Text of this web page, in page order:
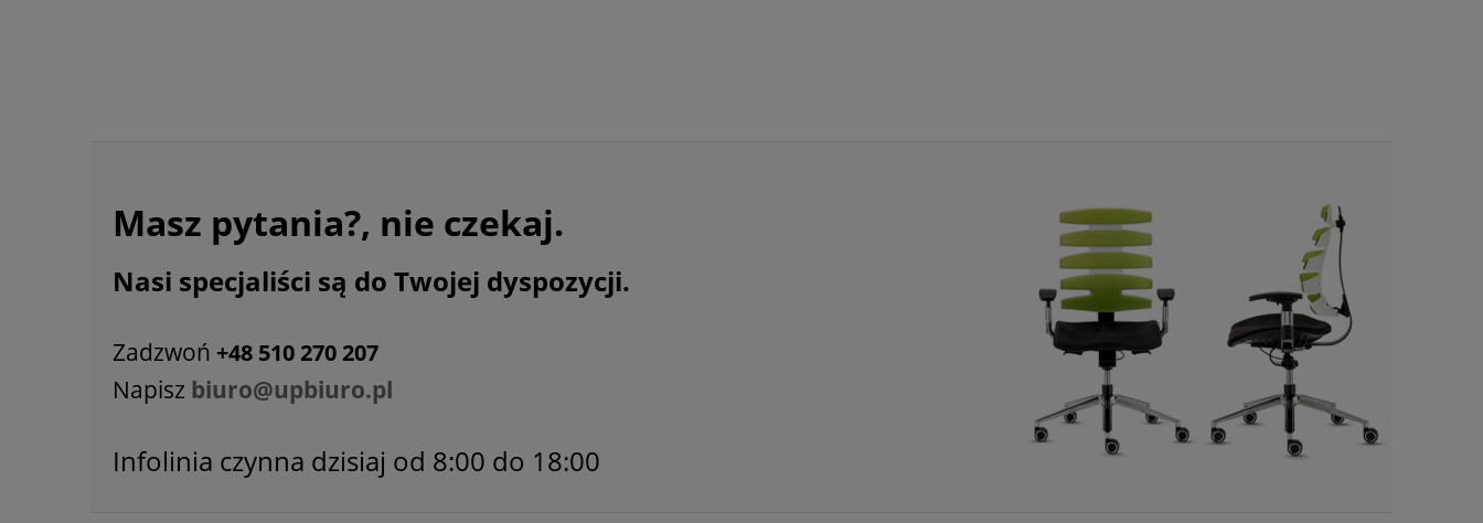
Masz pytania?, nie czekaj.
Nasi specjaliści są do Twojej dyspozycji.
Zadzwoń +48 510 270 207
Napisz biuro@upbiuro.pl
Infolinia czynna dzisiaj od 8:00 do 18:00